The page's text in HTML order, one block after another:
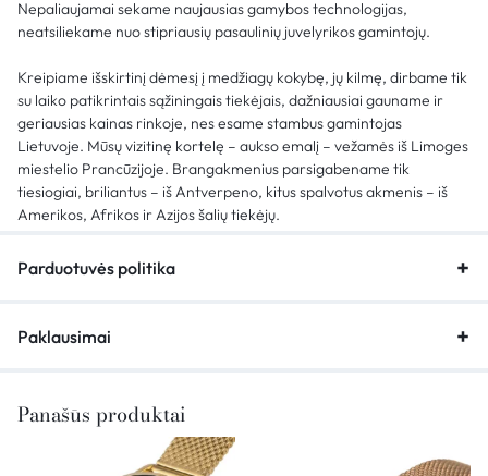
Nepaliaujamai sekame naujausias gamybos technologijas,
neatsiliekame nuo stipriausių pasaulinių juvelyrikos gamintojų.
Kreipiame išskirtinį dėmesį į medžiagų kokybę, jų kilmę, dirbame tik
su laiko patikrintais sąžiningais tiekėjais, dažniausiai gauname ir
geriausias kainas rinkoje, nes esame stambus gamintojas
Lietuvoje. Mūsų vizitinę kortelę – aukso emalį – vežamės iš Limoges
miestelio Prancūzijoje. Brangakmenius parsigabename tik
tiesiogiai, briliantus – iš Antverpeno, kitus spalvotus akmenis – iš
Amerikos, Afrikos ir Azijos šalių tiekėjų.
Parduotuvės politika
Paklausimai
Panašūs produktai